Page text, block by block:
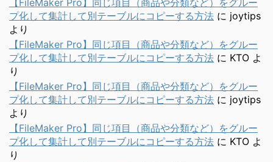
【FileMaker Pro】同じ項目（商品や分類など）をグルー
プ化して集計して別テーブルにコピーする方法 に joytips
より
【FileMaker Pro】同じ項目（商品や分類など）をグルー
プ化して集計して別テーブルにコピーする方法 に KTO よ
り
【FileMaker Pro】同じ項目（商品や分類など）をグルー
プ化して集計して別テーブルにコピーする方法 に joytips
より
【FileMaker Pro】同じ項目（商品や分類など）をグルー
プ化して集計して別テーブルにコピーする方法 に KTO よ
り